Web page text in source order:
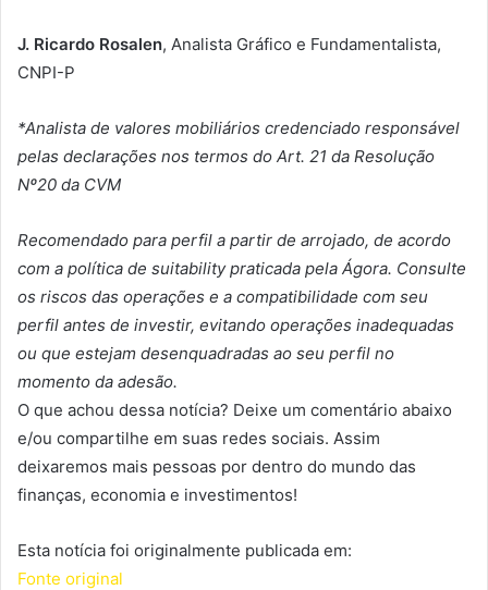
J. Ricardo Rosalen, Analista Gráfico e Fundamentalista,
CNPI-P
*Analista de valores mobiliários credenciado responsável
pelas declarações nos termos do Art. 21 da Resolução
Nº20 da CVM
Recomendado para perfil a partir de arrojado, de acordo
com a política de suitability praticada pela Ágora. Consulte
os riscos das operações e a compatibilidade com seu
perfil antes de investir, evitando operações inadequadas
ou que estejam desenquadradas ao seu perfil no
momento da adesão.
O que achou dessa notícia? Deixe um comentário abaixo
e/ou compartilhe em suas redes sociais. Assim
deixaremos mais pessoas por dentro do mundo das
finanças, economia e investimentos!
Esta notícia foi originalmente publicada em:
Fonte original